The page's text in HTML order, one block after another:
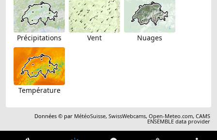
Précipitations Vent Nuages
Température
Données © par MétéoSuisse,SwissWebcams,Open-Meteo.com,CAMS
ENSEMBLE data provider